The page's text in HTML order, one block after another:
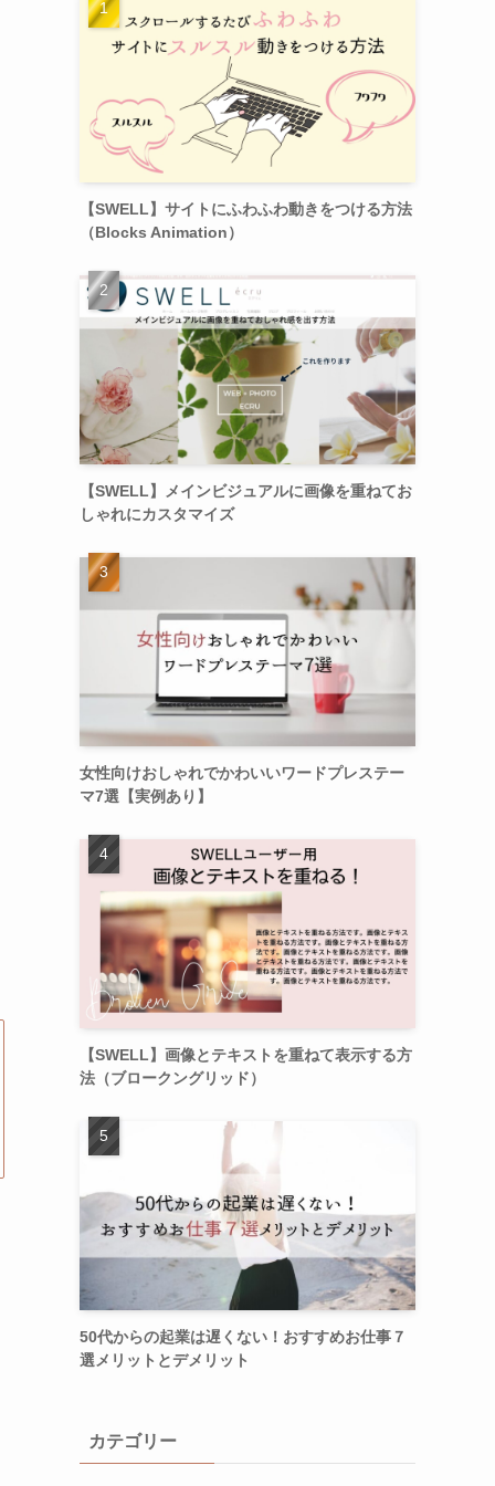
【SWELL】サイトにふわふわ動きをつける方法
（Blocks Animation）
【SWELL】メインビジュアルに画像を重ねてお
しゃれにカスタマイズ
女性向けおしゃれでかわいいワードプレステー
マ7選【実例あり】
【SWELL】画像とテキストを重ねて表示する方
法（ブロークングリッド）
50代からの起業は遅くない！おすすめお仕事７
選メリットとデメリット
カテゴリー